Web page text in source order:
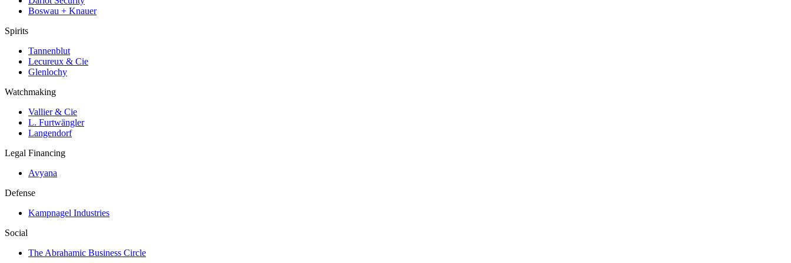
Boswau + Knauer
Spirits
Tannenblut
Lecureux & Cie
Glenlochy
Watchmaking
Vallier & Cie
L. Furtwängler
Langendorf
Legal Financing
Avyana
Defense
Kampnagel Industries
Social
The Abrahamic Business Circle